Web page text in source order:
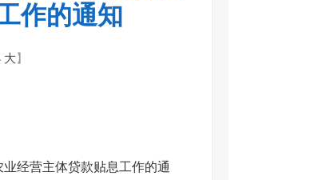
作的通知
大】
经营主体贷款贴息工作的通